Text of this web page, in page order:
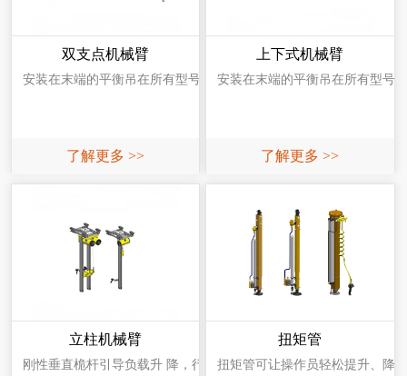
双支点机械臂
安装在末端的平衡吊在所有型号中旋转惯性最低 最小叠加适用于低
了解更多 >>
上下式机械臂
安装在末端的平衡吊在所有型号
了解更多 >>
立柱机械臂
刚性垂直桅杆引导负载升 降，行程可达100英寸，适用于偏载，距
扭矩管
扭矩管可让操作员轻松提升、降